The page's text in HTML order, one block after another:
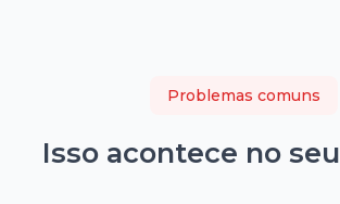
Problemas comuns
Isso acontece no seu